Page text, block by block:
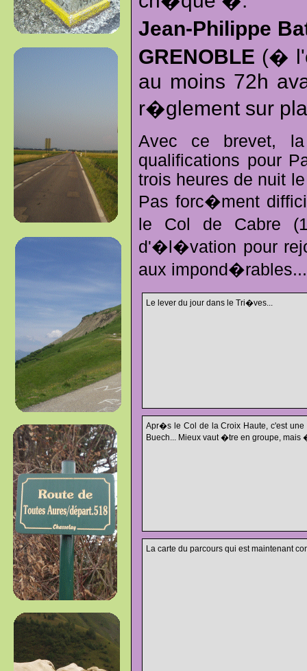
Jean-Philippe
GRENOBLE (�
au moins 72h
r�glement sur
Avec ce brevet,
qualifications pour
trois heures de nuit
Pas forc�ment
le Col de Cabre
d'�l�vation pour
aux
Le lever du jour dans le Tri�ves...
Apr�s le Col de la Croix Haute, c'est
Buech... Mieux vaut �tre en groupe, mais
La carte du parcours qui est maintenant